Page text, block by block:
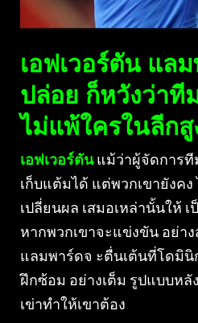
เอฟเวอร์ตัน แล
ปล่อย ก็หวังว่าที
ไม่แพ้ใครในลีก
เอฟเวอร์ตันแม้ว่าผู้จัดการ
เก็บแต้มได้ แต่พวกเขายังค
เปลี่ยนผล เสมอเหล่านั้นให้
หากพวกเขาจะแข่งขัน อย่า
แลมพาร์ดจ ะตื่นเต้นที่โดมินิ
ฝึกซ้อม อย่างเต็ม รูปแบบหลั
เข่าทำให้เขาต้อง